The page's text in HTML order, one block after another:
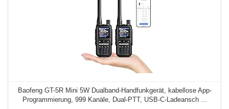
Baofeng GT-5R Mini 5W Dualband-Handfunkgerät, kabellose App-
Programmierung, 999 Kanäle, Dual-PTT, USB-C-Ladeansch ...